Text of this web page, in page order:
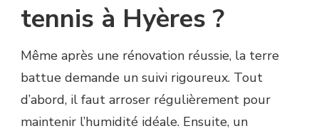
tennis à Hyères ?
Même après une rénovation réussie, la terre
battue demande un suivi rigoureux. Tout
d’abord, il faut arroser régulièrement pour
maintenir l’humidité idéale. Ensuite, un